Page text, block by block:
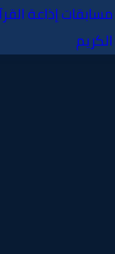
مسابقات إذاعة القرآن
الكريم